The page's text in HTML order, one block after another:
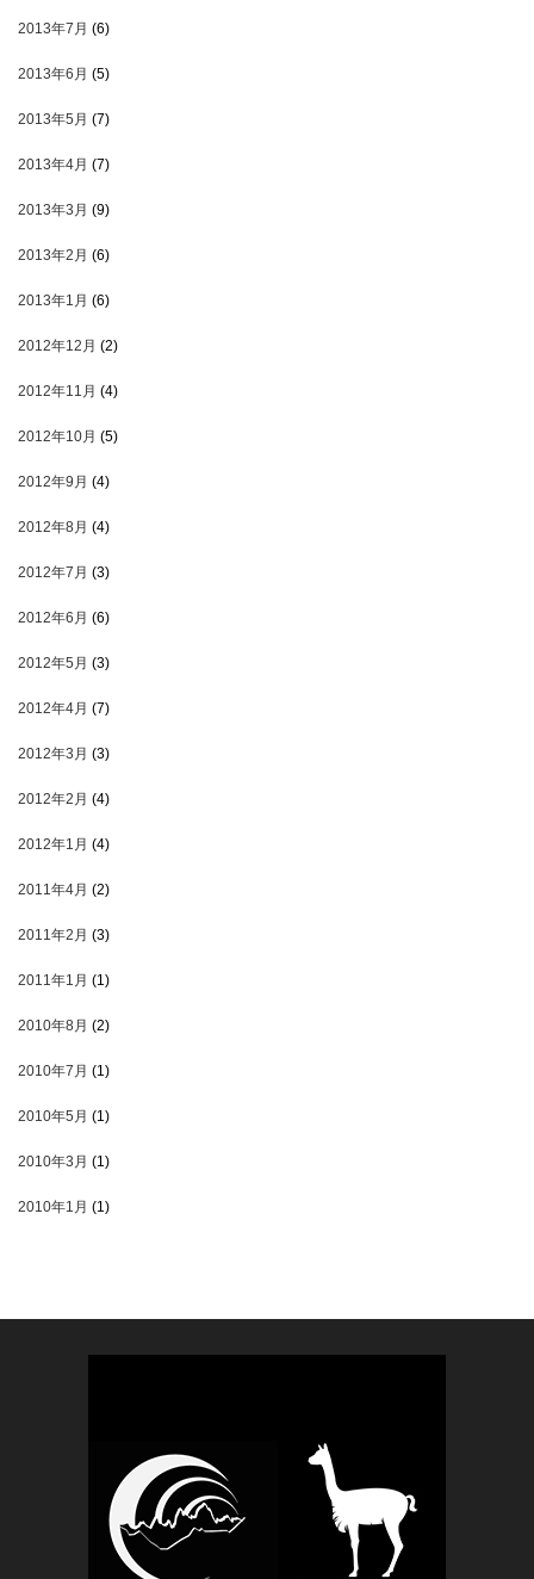
2013年7月 (6)
2013年6月 (5)
2013年5月 (7)
2013年4月 (7)
2013年3月 (9)
2013年2月 (6)
2013年1月 (6)
2012年12月 (2)
2012年11月 (4)
2012年10月 (5)
2012年9月 (4)
2012年8月 (4)
2012年7月 (3)
2012年6月 (6)
2012年5月 (3)
2012年4月 (7)
2012年3月 (3)
2012年2月 (4)
2012年1月 (4)
2011年4月 (2)
2011年2月 (3)
2011年1月 (1)
2010年8月 (2)
2010年7月 (1)
2010年5月 (1)
2010年3月 (1)
2010年1月 (1)